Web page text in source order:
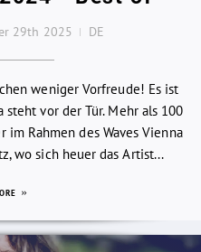
29th 2025 DE
weniger Vorfreude! Es ist
steht vor der Tür. Mehr als 100
Rahmen des Waves Vienna
wo sich heuer das Artist...